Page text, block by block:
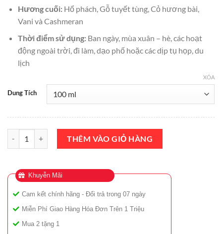
Hương cuối:Hổ phách, Gỗ tuyết tùng, Cỏ hương bài,
Vani và Cashmeran
Thời điểm sử dụng:Ban ngày, mùa xuân – hè, các hoạt
động ngoài trời, đi làm, dạo phố hoặc các dịp tụ họp, du
lịch
Dung Tích
XÓA
Nước Hoa French Avenue Aromatix Sun Kissed Extrait De Parfum
THÊM VÀO GIỎ HÀNG
Khuyễn Mãi
Cam kết chính hãng - Đổi trả trong 07 ngày
Miễn Phí Giao Hàng Hóa Đơn Trên 1 Triệu
Mua 2 tặng 1